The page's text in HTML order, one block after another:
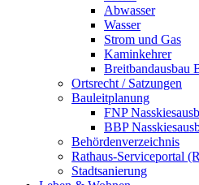
Abwasser
Wasser
Strom und Gas
Kaminkehrer
Breitbandausbau
Ortsrecht / Satzungen
Bauleitplanung
FNP
BBP
Behördenverzeichnis
Rathaus-Serviceportal
Stadtsanierung